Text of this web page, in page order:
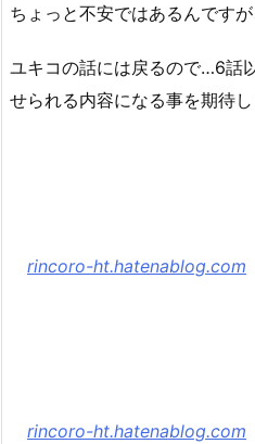
ちょっと不安ではあるんですが
ユキコの話には戻るので…6話
せられる内容になる事を期待し
rincoro-ht.hatenablog.com
rincoro-ht.hatenablog.com